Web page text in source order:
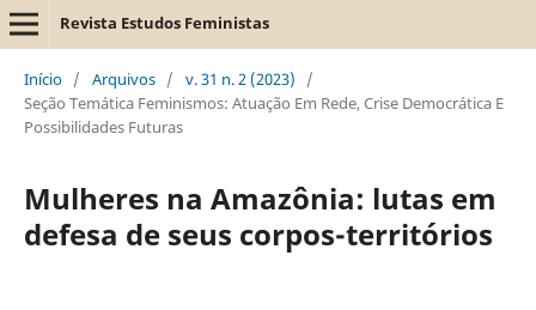
Revista Estudos Feministas
Início / Arquivos / v. 31 n. 2 (2023)
/
Seção Temática Feminismos: Atuação Em Rede, Crise Democrática E
Possibilidades Futuras
Mulheres na Amazônia: lutas em
defesa de seus corpos-territórios